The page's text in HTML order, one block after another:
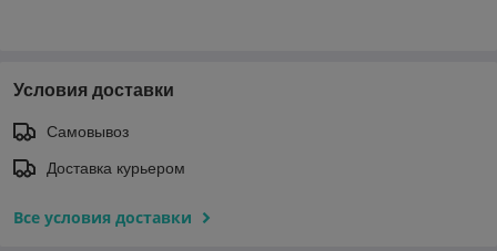
Условия доставки
Самовывоз
Доставка курьером
Все условия доставки